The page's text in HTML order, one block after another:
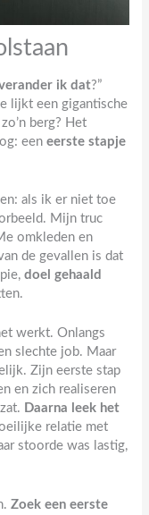
ik dat?”
lijkt een gigantische
berg? Het
eeneerste stapje
als ik er niet toe
Mijn truc
omkleden en
de gevallen is dat
doel gehaald
werkt. Onlangs
slechte job. Maar
Zijn eerste stap
en zich realiseren
Daarna leek het
relatie met
stoorde was lastig,
Zoek een eerste